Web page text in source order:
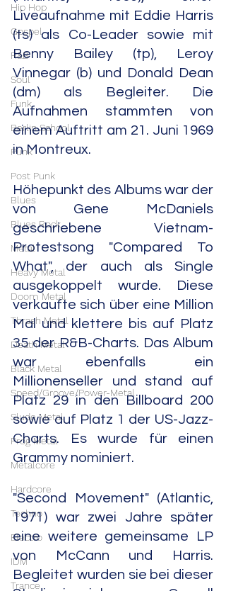
Hip Hop
Gospel
R&B
Soul
Funk
Berlin School
Punk
Post Punk
Blues
Blues Rock
Metal
Heavy Metal
Doom Metal
Thrash Metal
Death Metal
Black Metal
Speed/Groove/Power-Metal
Slude Metal
Prog Metal
Metalcore
Hardcore
Techno
Electro
IDM
Trance
Liveaufnahme mit Eddie Harris
(ts) als Co-Leader sowie mit
Benny Bailey (tp), Leroy
Vinnegar (b) und Donald Dean
(dm) als Begleiter. Die
Aufnahmen stammten von
einem Auftritt am 21. Juni 1969
in Montreux.
Höhepunkt des Albums war der
von Gene McDaniels
geschriebene Vietnam-
Protestsong "Compared To
What", der auch als Single
ausgekoppelt wurde. Diese
verkaufte sich über eine Million
Mal und klettere bis auf Platz
35 der R&B-Charts. Das Album
war ebenfalls ein
Millionenseller und stand auf
Platz 29 in den Billboard 200
sowie auf Platz 1 der US-Jazz-
Charts. Es wurde für einen
Grammy nominiert.
"Second Movement" (Atlantic,
1971) war zwei Jahre später
eine weitere gemeinsame LP
von McCann und Harris.
Begleitet wurden sie bei dieser